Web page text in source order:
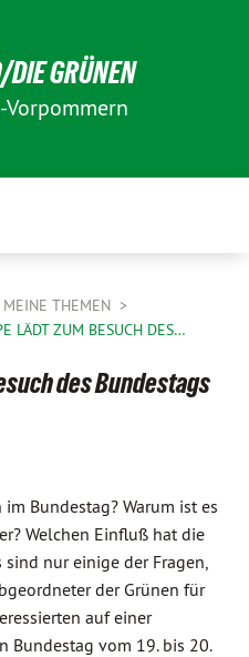
GRÜNEN
MEINE THEMEN
LÄDT ZUM BESUCH DES…
des Bundestags
Bundestag? Warum ist es
Welchen Einfluß hat die
nur einige der Fragen,
der Grünen für
auf einer
Bundestag vom 19. bis 20.